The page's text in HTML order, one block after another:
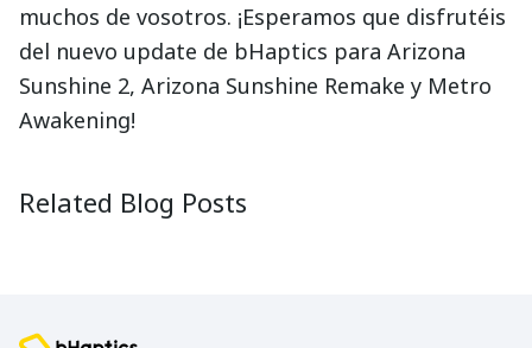
muchos de vosotros. ¡Esperamos que disfrutéis
del nuevo update de bHaptics para Arizona
Sunshine 2, Arizona Sunshine Remake y Metro
Awakening!
Related Blog Posts
2025-08-28